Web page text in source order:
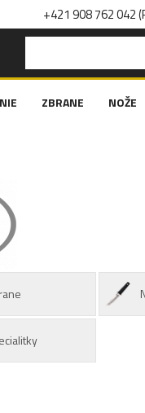
+421 908 762 042
ZBRANE NOŽE